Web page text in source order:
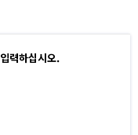
력하십시오.